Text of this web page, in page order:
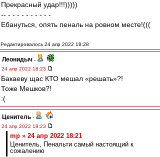
Прекрасный удар!!!)))))
-- - - - - - - - - - -
Ебануться, опять пеналь на ровном месте!(((
Редактировалось 24 апр 2022 18:28
Леонидыч -
24 апр 2022 18:23
Бакаеву щас КТО мешал «решать»?!
Тоже Мешков?!
:(
Ценитель -
24 апр 2022 18:23
mp » 24 апр 2022 18:21
Ценитель, Пенальти самый настоящий к
сожалению